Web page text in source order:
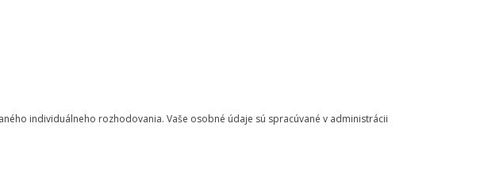
individuálneho rozhodovania. Vaše osobné údaje sú spracúvané v administrácii